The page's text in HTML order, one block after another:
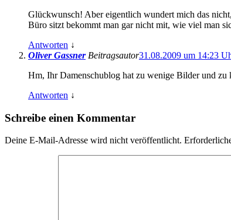
Glückwunsch! Aber eigentlich wundert mich das
Büro sitzt bekommt man gar nicht mit, wie viel man
Antworten ↓
Oliver Gassner Beitragsautor31.08.2009 um 14:23
Hm, Ihr Damenschublog hat zu wenige Bilder und zu
Antworten ↓
Schreibe einen Kommentar
Deine E-Mail-Adresse wird nicht veröffentlicht.